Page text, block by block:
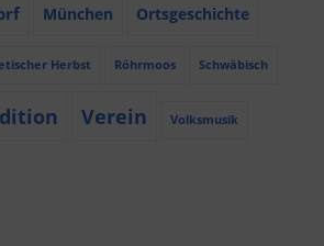
München Ortsgeschichte
Herbst Röhrmoos Schwäbisch
Verein Volksmusik